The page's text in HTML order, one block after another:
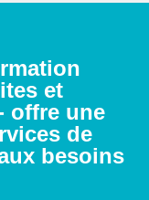
et
offre une
de
besoins